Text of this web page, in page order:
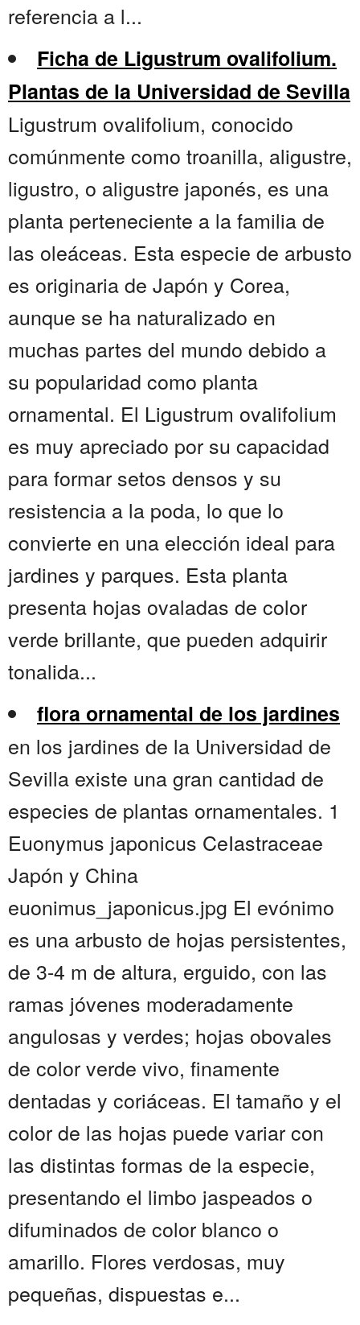
referencia a l...
Ficha de Ligustrum ovalifolium.
Plantas de la Universidad de Sevilla
Ligustrum ovalifolium, conocido
comúnmente como troanilla, aligustre,
ligustro, o aligustre japonés, es una
planta perteneciente a la familia de
las oleáceas. Esta especie de arbusto
es originaria de Japón y Corea,
aunque se ha naturalizado en
muchas partes del mundo debido a
su popularidad como planta
ornamental. El Ligustrum ovalifolium
es muy apreciado por su capacidad
para formar setos densos y su
resistencia a la poda, lo que lo
convierte en una elección ideal para
jardines y parques. Esta planta
presenta hojas ovaladas de color
verde brillante, que pueden adquirir
tonalida...
flora ornamental de los jardines
en los jardines de la Universidad de
Sevilla existe una gran cantidad de
especies de plantas ornamentales. 1
Euonymus japonicus CeIastraceae
Japón y China
euonimus_japonicus.jpg El evónimo
es una arbusto de hojas persistentes,
de 3-4 m de altura, erguido, con las
ramas jóvenes moderadamente
angulosas y verdes; hojas obovales
de color verde vivo, finamente
dentadas y coriáceas. El tamaño y el
color de las hojas puede variar con
las distintas formas de la especie,
presentando el limbo jaspeados o
difuminados de color blanco o
amarillo. Flores verdosas, muy
pequeñas, dispuestas e...